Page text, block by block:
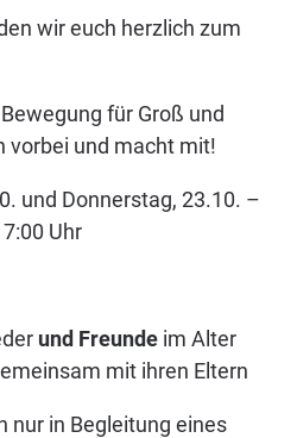
wir euch herzlich zum
für Groß und
vorbei und macht mit!
und Donnerstag, 23.10. –
Uhr
und Freunde im Alter
mit ihren Eltern
nur in Begleitung eines